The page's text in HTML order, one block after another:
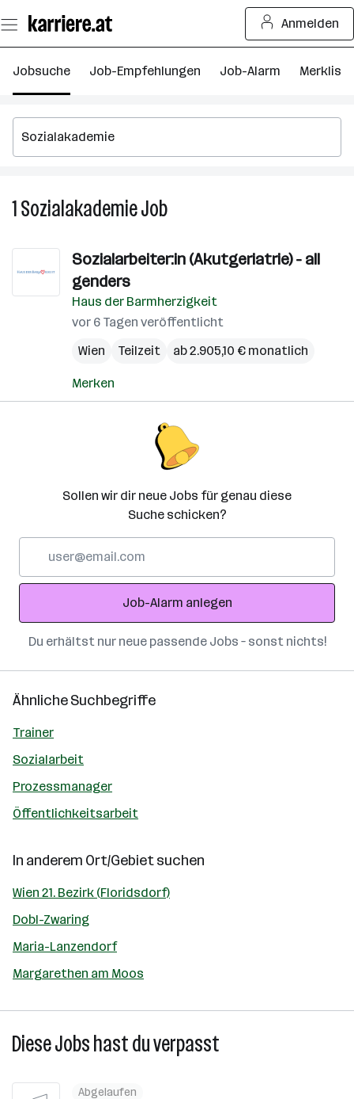
Seiteninhalt
springen
Anmelden
Jobsuche Job-Empfehlungen Job-Alarm Merkliste
1SozialakademieJob1
Sozialarbeiter:in (Akutgeriatrie) - all
genders
Haus der Barmherzigkeit
vor 6 Tagen veröffentlicht
Wien
Teilzeit ab 2.905,10 € monatlich
Merken
Sollen wir dir neue Jobs für genau diese
Suche schicken?
Adresse
Job-Alarm anlegen
Du erhältst nur neue passende Jobs – sonst nichts!
Ähnliche Suchbegriffe
Trainer
Sozialarbeit
Prozessmanager
Öffentlichkeitsarbeit
In anderem Ort/Gebiet suchen
Wien 21. Bezirk (Floridsdorf)
Dobl-Zwaring
Maria-Lanzendorf
Margarethen am Moos
Diese Jobs hast du verpasst
Abgelaufen